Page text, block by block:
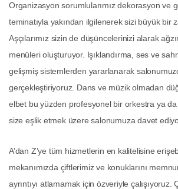
Organizasyon sorumlularımız dekorasyon ve
teminatıyla yakından ilgilenerek sizi büyük bir
Aşçılarımız sizin de düşüncelerinizi alarak
menüleri oluşturuyor. Işıklandırma, ses ve
gelişmiş sistemlerden yararlanarak
gerçekleştiriyoruz. Dans ve müzik olmadan
elbet bu yüzden profesyonel bir orkestra ya da
size eşlik etmek üzere salonumuza davet
A’dan Z’ye tüm hizmetlerin en kalitelisine
mekanımızda çiftlerimiz ve konuklarını
ayrıntıyı atlamamak için özveriyle çalışıyoruz.